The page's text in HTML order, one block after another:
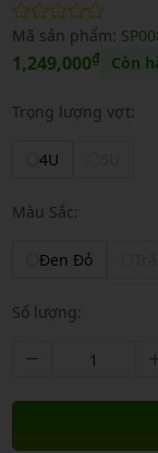
Mã sản phẩm:
1,249,000₫ Còn
Trọng lượng vợt:
4U
Màu Sắc:
Đen Đỏ
Số lượng: